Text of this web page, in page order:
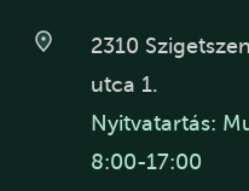
2310
utca 1.
Nyitvatartás:
8:00-17:00